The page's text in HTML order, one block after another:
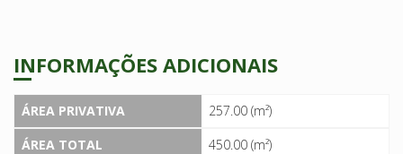
INFORMAÇÕES ADICIONAIS
ÁREA PRIVATIVA
257.00 (m²)
ÁREA TOTAL
450.00 (m²)